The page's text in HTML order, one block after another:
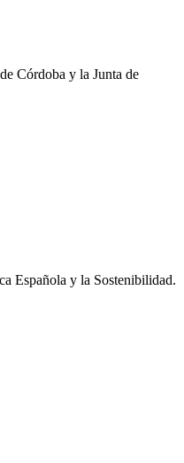
Córdoba y la Junta de
Española y la Sostenibilidad.